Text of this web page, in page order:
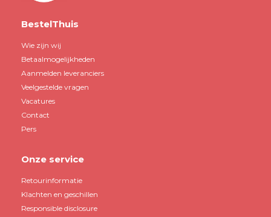
BestelThuis
Wie zijn wij
Betaalmogelijkheden
Aanmelden leveranciers
Veelgestelde vragen
Vacatures
Contact
Pers
Onze service
Retourinformatie
Klachten en geschillen
Responsible disclosure